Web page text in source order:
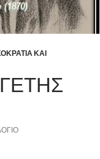
ΚΑΙ